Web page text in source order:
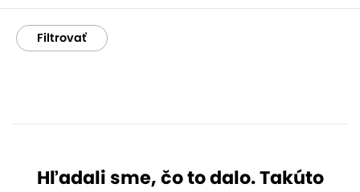
Filtrovať
Hľadali sme, čo to dalo. Takúto